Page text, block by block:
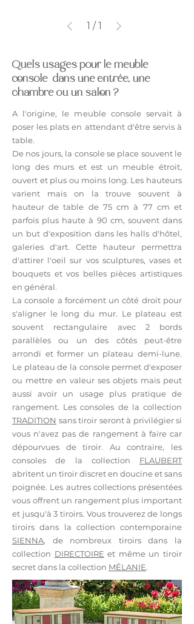
1 / 1
Quels usages pour le meuble
console dans une entrée, une
chambre ou un salon ?
A l'origine, le meuble console servait à
poser les plats en attendant d'être servis à
table.
De nos jours, la console se place souvent le
long des murs et est un meuble étroit,
ouvert et plus ou moins long. Les hauteurs
varient mais on la trouve souvent à
hauteur de table de 75 cm à 77 cm et
parfois plus haute à 90 cm, souvent dans
un but d'exposition dans les halls d'hôtel,
galeries d'art. Cette hauteur permettra
d'attirer l'oeil sur vos sculptures, vases et
bouquets et vos belles pièces artistiques
en général.
La console a forcément un côté droit pour
s'aligner le long du mur. Le plateau est
souvent rectangulaire avec 2 bords
parallèles ou un des côtés peut-être
arrondi et former un plateau demi-lune.
Le plateau de la console permet d'exposer
ou mettre en valeur ses objets mais peut
aussi avoir un usage plus pratique de
rangement. Les consoles de la collection
TRADITION sans tiroir seront à privilégier si
vous n'avez pas de rangement à faire car
dépourvues de tiroir. Au contraire, les
consoles de la collection FLAUBERT
abritent un tiroir discret en doucine et sans
poignée. Les autres collections présentées
vous offrent un rangement plus important
et jusqu'à 3 tiroirs. Vous trouverez de longs
tiroirs dans la collection contemporaine
SIENNA, de nombreux tiroirs dans la
collection DIRECTOIRE et même un tiroir
secret dans la collection MÉLANIE.